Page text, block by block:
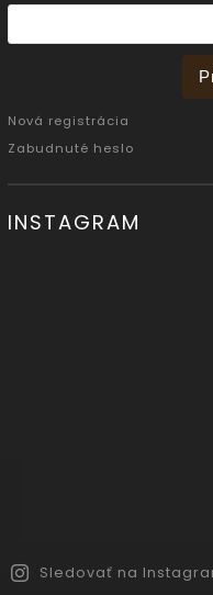
Nová registrácia
Zabudnuté heslo
INSTAGRAM
Sledovať na